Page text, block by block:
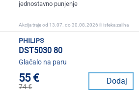
jednostavno punjenje
Akcija traje od 13.07. do 30.08.2026 ili isteka zaliha
philips
DST5030 80
Glačalo na paru
55 €
74 €
Dodaj